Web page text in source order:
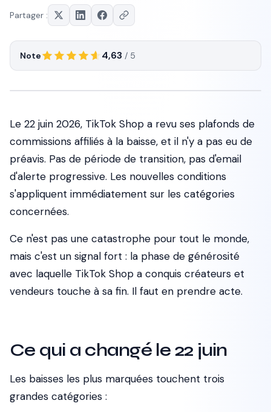
Partager :
Note 4,63 / 5
Le 22 juin 2026, TikTok Shop a revu ses plafonds de
commissions affiliés à la baisse, et il n'y a pas eu de
préavis. Pas de période de transition, pas d'email
d'alerte progressive. Les nouvelles conditions
s'appliquent immédiatement sur les catégories
concernées.
Ce n'est pas une catastrophe pour tout le monde,
mais c'est un signal fort : la phase de générosité
avec laquelle TikTok Shop a conquis créateurs et
vendeurs touche à sa fin. Il faut en prendre acte.
Ce qui a changé le 22 juin
Les baisses les plus marquées touchent trois
grandes catégories :